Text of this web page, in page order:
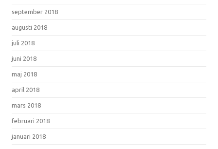
september 2018
augusti 2018
juli 2018
juni 2018
maj 2018
april 2018
mars 2018
februari 2018
januari 2018